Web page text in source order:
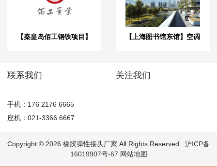
【秦皇岛佰工钢铁项目】
【上海图书馆东馆】空调
联系我们
手机：176 2176 6665
座机：021-3366 6667
关注我们
Copyright © 2026 橡胶弹性接头厂家 All Rights Reserved 沪ICP备
16019907号-67 网站地图